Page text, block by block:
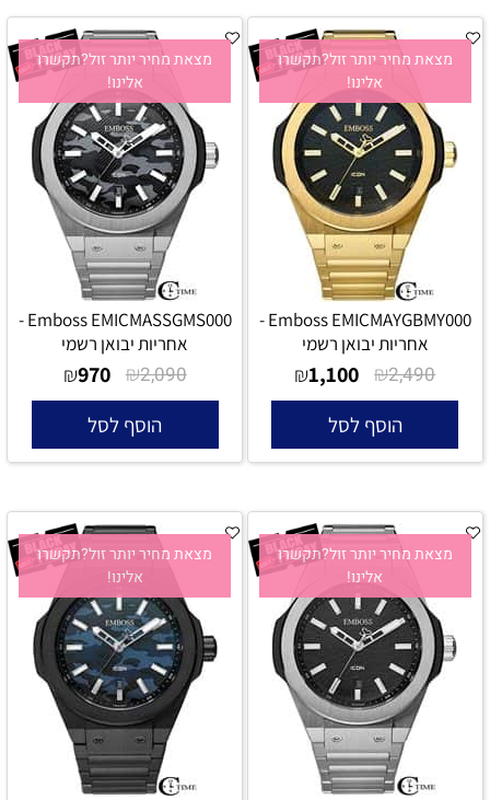
מצאת מחיר יותר זול?תקשרו
אלינו!
Emboss EMICMAYGBMY000 -
אחריות יבואן רשמי
₪2,490
₪1,100
הוסף לסל
מצאת מחיר יותר זול?תקשרו
אלינו!
Emboss EMICMASSGMS000 -
אחריות יבואן רשמי
₪2,090
₪970
הוסף לסל
מצאת מחיר יותר זול?תקשרו
אלינו!
מצאת מחיר יותר זול?תקשרו
אלינו!